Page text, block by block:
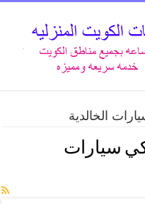
الخالدية
سيارات